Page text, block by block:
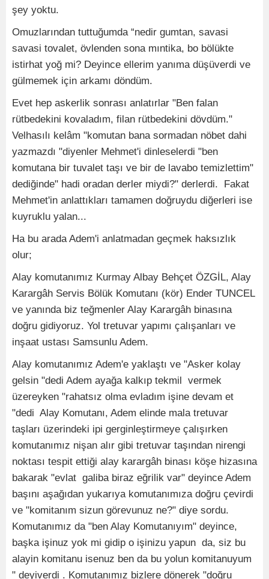
şey yoktu.
Omuzlarından tuttuğumda “nedir gumtan, savasi
savasi tovalet, övlenden sona mıntika, bo bölükte
istirhat yoğ mi? Deyince ellerim yanıma düşüverdi ve
gülmemek için arkamı döndüm.
Evet hep askerlik sonrası anlatırlar "Ben falan
rütbedekini kovaladım, filan rütbedekini dövdüm."
Velhasılı kelâm "komutan bana sormadan nöbet dahi
yazmazdı "diyenler Mehmet'i dinleselerdi "ben
komutana bir tuvalet taşı ve bir de lavabo temizlettim"
dediğinde" hadi oradan derler miydi?" derlerdi. Fakat
Mehmet'in anlattıkları tamamen doğruydu diğerleri ise
kuyruklu yalan...
Ha bu arada Adem'i anlatmadan geçmek haksızlık
olur;
Alay komutanımız Kurmay Albay Behçet ÖZGİL, Alay
Karargâh Servis Bölük Komutanı (kör) Ender TUNCEL
ve yanında biz teğmenler Alay Karargâh binasına
doğru gidiyoruz. Yol tretuvar yapımı çalışanları ve
inşaat ustası Samsunlu Adem.
Alay komutanımız Adem'e yaklaştı ve "Asker kolay
gelsin "dedi Adem ayağa kalkıp tekmil vermek
üzereyken "rahatsız olma evladım işine devam et
"dedi Alay Komutanı, Adem elinde mala tretuvar
taşları üzerindeki ipi gerginleştirmeye çalışırken
komutanımız nişan alır gibi tretuvar taşından nirengi
noktası tespit ettiği alay karargâh binası köşe hizasına
bakarak "evlat galiba biraz eğrilik var" deyince Adem
başını aşağıdan yukarıya komutanımıza doğru çevirdi
ve "komitanım sizun görevunuz ne?" diye sordu.
Komutanımız da "ben Alay Komutanıyım" deyince,
başka işinuz yok mi gidip o işinizu yapun da, siz bu
alayin komitanu isenuz ben da bu yolun komitanuyum
" deyiverdi . Komutanımız bizlere dönerek "doğru